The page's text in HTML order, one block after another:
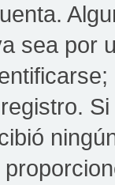
sea por